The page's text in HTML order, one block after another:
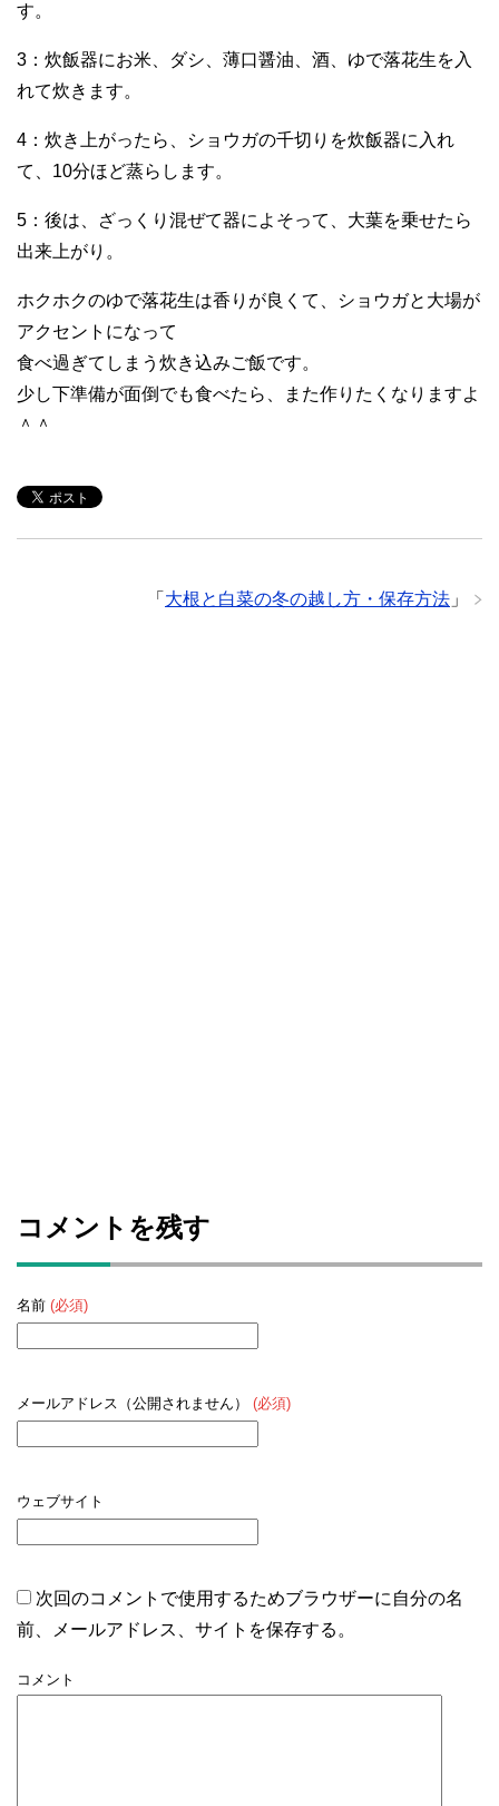
す。
3：炊飯器にお米、ダシ、薄口醤油、酒、ゆで落花生を入
れて炊きます。
4：炊き上がったら、ショウガの千切りを炊飯器に入れ
て、10分ほど蒸らします。
5：後は、ざっくり混ぜて器によそって、大葉を乗せたら
出来上がり。
ホクホクのゆで落花生は香りが良くて、ショウガと大場が
アクセントになって
食べ過ぎてしまう炊き込みご飯です。
少し下準備が面倒でも食べたら、また作りたくなりますよ
＾＾
「 大根と白菜の冬の越し方・保存方法 」
コメントを残す
名前 (必須)
メールアドレス（公開されません） (必須)
ウェブサイト
次回のコメントで使用するためブラウザーに自分の名
前、メールアドレス、サイトを保存する。
コメント